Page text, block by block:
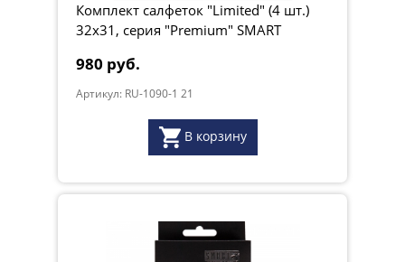
Комплект салфеток "Limited" (4 шт.)
32х31, серия "Premium" SMART
980 руб.
Артикул: RU-1090-1 21
В корзину